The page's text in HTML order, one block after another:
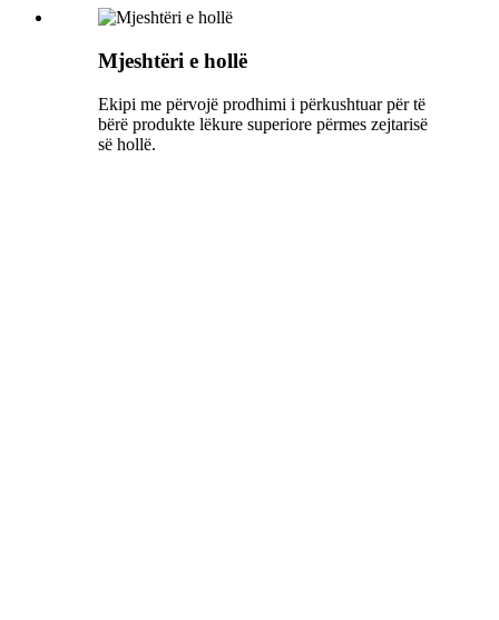
Mjeshtëri e hollë
Ekipi me përvojë prodhimi i përkushtuar për të
bërë produkte lëkure superiore përmes zejtarisë
së hollë.